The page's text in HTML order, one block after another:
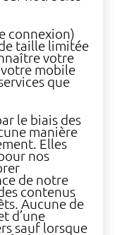
connexion)
taille limitée
votre
mobile
que
le biais des
manière
Elles
nos
de notre
contenus
Aucune de
d’une
sauf lorsque